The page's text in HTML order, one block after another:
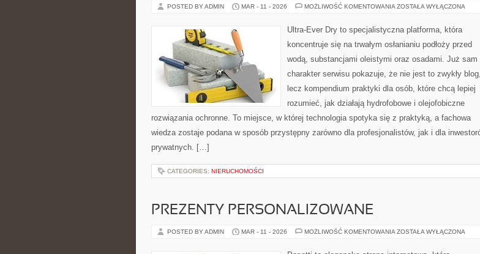
POSTED BY ADMIN MAR - 11 - 2026 MOŻLIWOŚĆ KOMENTOWANIA TESTY
PRODUKTÓW
ZOSTAŁA WYŁĄCZONA
Ultra-Ever Dry to specjalistyczna platforma, która
koncentruje się na trwałym osłanianiu podłoży przed
wodą, substancjami oleistymi oraz osadami. Już sam
charakter serwisu pokazuje, że nie jest to zwykły blog,
lecz kompendium praktyki dla osób, które chcą lepiej
rozumieć, jak działają hydrofobowe i olejofobiczne
rozwiązania ochronne. To miejsce, w której technologia spotyka się z praktyką, a fachowa
wiedza zostaje podana w sposób przystępny zarówno dla profesjonalistów, jak i dla
prywatnych. […]
CATEGORIES: NIERUCHOMOŚCI
PREZENTY PERSONALIZOWANE
POSTED BY ADMIN MAR - 11 - 2026 MOŻLIWOŚĆ KOMENTOWANIA PREZENTY
ZOSTAŁA WYŁĄCZONA